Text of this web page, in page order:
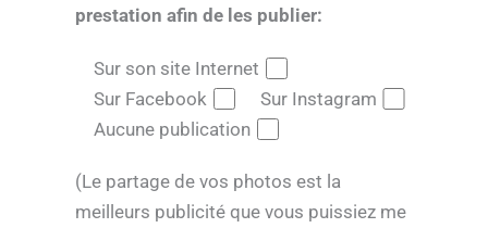
prestation afin de les publier:
Sur son site Internet
Sur Facebook
Sur Instagram
Aucune publication
(Le partage de vos photos est la
meilleurs publicité que vous puissiez me